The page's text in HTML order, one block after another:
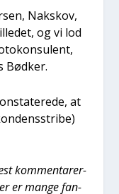
Naks­kov,
og vi lod
Bød­ker.
at
kom­men­ta­rer­
er man­ge fan­